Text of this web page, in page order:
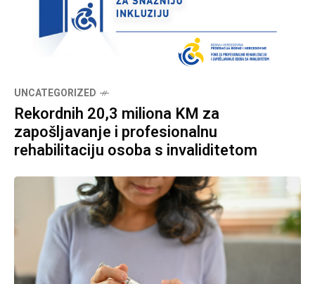
UNCATEGORIZED
Rekordnih 20,3 miliona KM za
zapošljavanje i profesionalnu
rehabilitaciju osoba s invaliditetom